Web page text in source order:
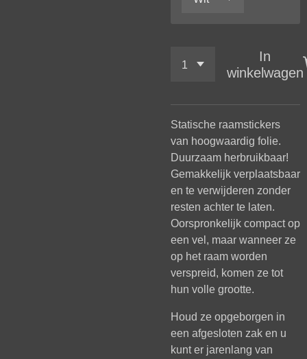
In
winkelwagen
Statische raamstickers
van hoogwaardig folie.
Duurzaam herbruikbaar!
Gemakkelijk verplaatsbaar
en te verwijderen zonder
resten achter te laten.
Oorspronkelijk compact op
een vel, maar wanneer ze
op het raam worden
verspreid, komen ze tot
hun volle grootte.
Houd ze opgeborgen in
een afgesloten zak en u
kunt er jarenlang van